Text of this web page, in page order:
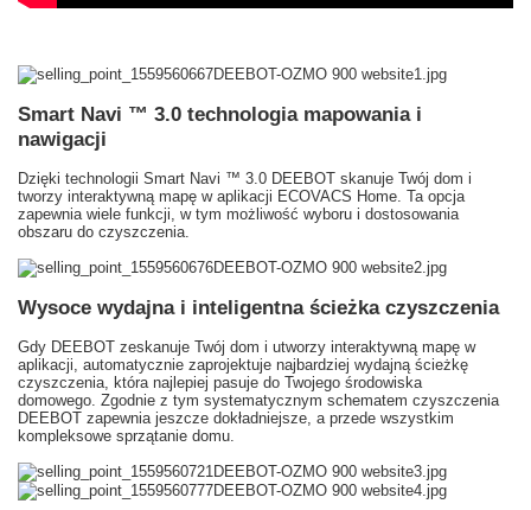
Smart Navi ™ 3.0 technologia mapowania i
nawigacji
Dzięki technologii Smart Navi ™ 3.0 DEEBOT skanuje Twój dom i
tworzy interaktywną mapę w aplikacji ECOVACS Home. Ta opcja
zapewnia wiele funkcji, w tym możliwość wyboru i dostosowania
obszaru do czyszczenia.
Wysoce wydajna i inteligentna ścieżka czyszczenia
Gdy DEEBOT zeskanuje Twój dom i utworzy interaktywną mapę w
aplikacji, automatycznie zaprojektuje najbardziej wydajną ścieżkę
czyszczenia, która najlepiej pasuje do Twojego środowiska
domowego. Zgodnie z tym systematycznym schematem czyszczenia
DEEBOT zapewnia jeszcze dokładniejsze, a przede wszystkim
kompleksowe sprzątanie domu.